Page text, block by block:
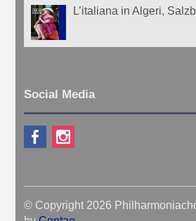
L’italiana in Algeri,
Social Media
© Copyright 2026